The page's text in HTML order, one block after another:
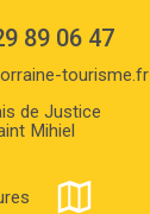
89 06 47
tourisme.fr
de Justice
Mihiel